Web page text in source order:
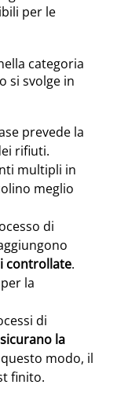
per le
categoria
si svolge in
prevede la
rifiuti.
multipli in
meglio
di
controllate.
la
di
la
modo, il
finito.